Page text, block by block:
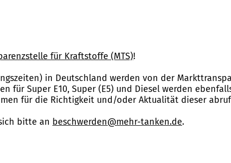
für Kraftstoffe (MTS)!
in Deutschland werden von der
für Super E10, Super (E5) und Diesel werden
für die Richtigkeit und/oder Aktualität dieser
bitte an beschwerden@mehr-tanken.de.